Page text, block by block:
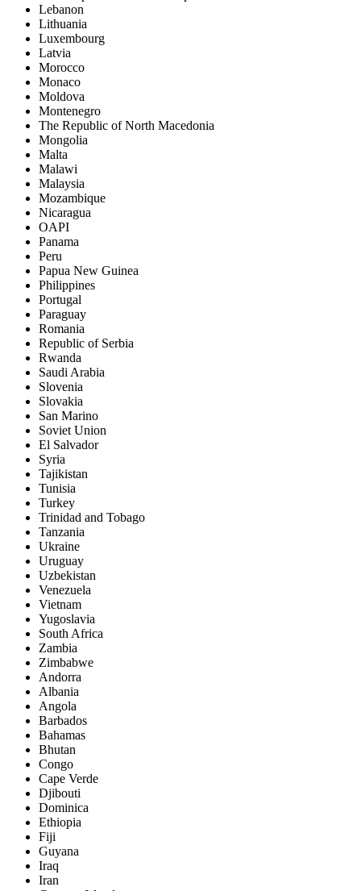
Lebanon
Lithuania
Luxembourg
Latvia
Morocco
Monaco
Moldova
Montenegro
The Republic of North Macedonia
Mongolia
Malta
Malawi
Malaysia
Mozambique
Nicaragua
OAPI
Panama
Peru
Papua New Guinea
Philippines
Portugal
Paraguay
Romania
Republic of Serbia
Rwanda
Saudi Arabia
Slovenia
Slovakia
San Marino
Soviet Union
El Salvador
Syria
Tajikistan
Tunisia
Turkey
Trinidad and Tobago
Tanzania
Ukraine
Uruguay
Uzbekistan
Venezuela
Vietnam
Yugoslavia
South Africa
Zambia
Zimbabwe
Andorra
Albania
Angola
Barbados
Bahamas
Bhutan
Congo
Cape Verde
Djibouti
Dominica
Ethiopia
Fiji
Guyana
Iraq
Iran